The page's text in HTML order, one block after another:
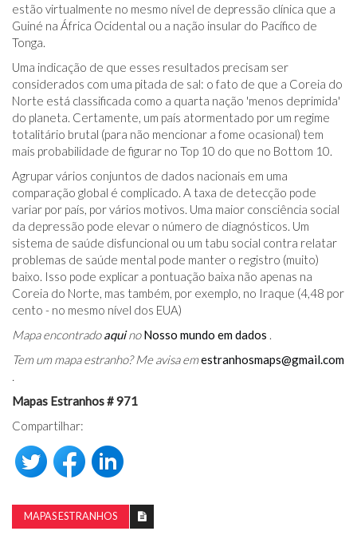
estão virtualmente no mesmo nível de depressão clínica que a
Guiné na África Ocidental ou a nação insular do Pacífico de
Tonga.
Uma indicação de que esses resultados precisam ser
considerados com uma pitada de sal: o fato de que a Coreia do
Norte está classificada como a quarta nação 'menos deprimida'
do planeta. Certamente, um país atormentado por um regime
totalitário brutal (para não mencionar a fome ocasional) tem
mais probabilidade de figurar no Top 10 do que no Bottom 10.
Agrupar vários conjuntos de dados nacionais em uma
comparação global é complicado. A taxa de detecção pode
variar por país, por vários motivos. Uma maior consciência social
da depressão pode elevar o número de diagnósticos. Um
sistema de saúde disfuncional ou um tabu social contra relatar
problemas de saúde mental pode manter o registro (muito)
baixo. Isso pode explicar a pontuação baixa não apenas na
Coreia do Norte, mas também, por exemplo, no Iraque (4,48 por
cento - no mesmo nível dos EUA)
Mapa encontradoaquino Nosso mundo em dados .
Tem um mapa estranho? Me avisa emestranhosmaps@gmail.com
.
Mapas Estranhos # 971
Compartilhar:
MAPAS ESTRANHOS